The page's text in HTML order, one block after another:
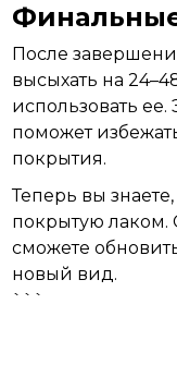
После
высыхать на
использовать
поможет
покрытия.
Теперь вы
покрытую лаком.
сможете
новый вид.
```